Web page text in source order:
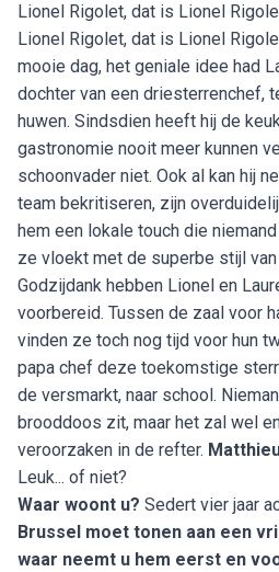
Lionel Rigolet, dat is Lionel
Lionel Rigolet, dat is Lionel
mooie dag, het geniale idee had
dochter van een driesterrenchef,
huwen. Sindsdien heeft hij de
gastronomie nooit meer kunnen
schoonvader niet. Ook al kan hij
team bekritiseren, zijn
hem een lokale touch die
ze vloekt met de superbe stijl
Godzijdank hebben Lionel en
voorbereid. Tussen de zaal voor
vinden ze toch nog tijd voor hun
papa chef deze toekomstige
de versmarkt, naar school.
brooddoos zit, maar het zal wel
veroorzaken in de refter.
Leuk... of niet?
Waar woont u? Sedert vier jaar
Brussel moet tonen aan een
waar neemt u hem eerst en